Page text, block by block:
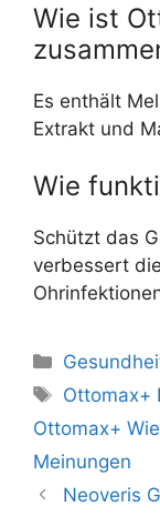
Wie ist
Es enthält
Extrakt und
Wie
Schützt das
verbessert
Kategorien
Tags
Ottomax+
Ottomax+
Meinungen
Neoveris